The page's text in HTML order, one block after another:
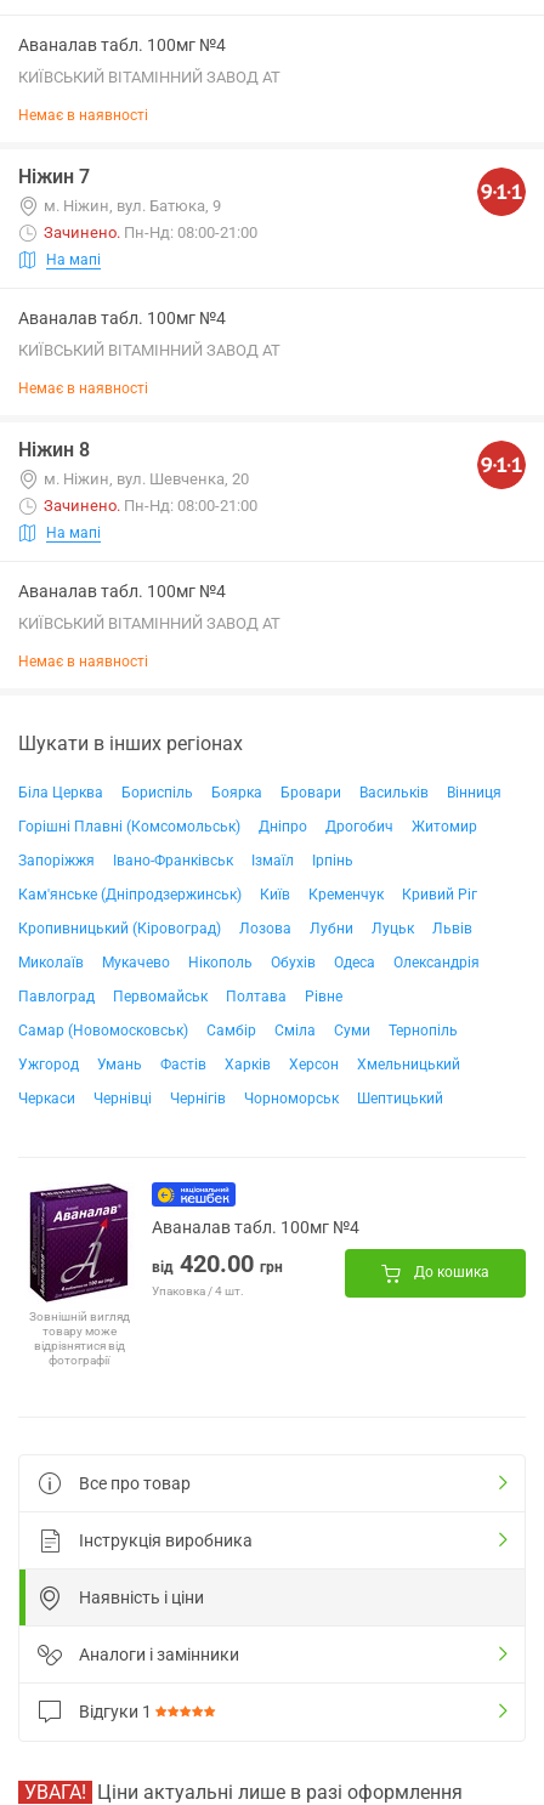
Аваналав табл. 100мг №4
КИЇВСЬКИЙ ВІТАМІННИЙ ЗАВОД АТ
Немає в наявності
Ніжин 7
м. Ніжин, вул. Батюка, 9
Зачинено. Пн-Нд: 08:00-21:00
На мапі
Аваналав табл. 100мг №4
КИЇВСЬКИЙ ВІТАМІННИЙ ЗАВОД АТ
Немає в наявності
Ніжин 8
м. Ніжин, вул. Шевченка, 20
Зачинено. Пн-Нд: 08:00-21:00
На мапі
Аваналав табл. 100мг №4
КИЇВСЬКИЙ ВІТАМІННИЙ ЗАВОД АТ
Немає в наявності
Шукати в інших регіонах
Біла Церква Бориспіль Боярка Бровари Васильків
Вінниця
Горішні Плавні (Комсомольськ)
Дніпро Дрогобич
Житомир
Запоріжжя
Івано-Франківськ Ізмаїл
Ірпінь
Кам'янське (Дніпродзержинськ)
Київ Кременчук
Кривий Ріг
Кропивницький (Кіровоград)
Лозова Лубни Луцьк
Львів
Миколаїв
Мукачево Нікополь Обухів Одеса
Олександрія
Павлоград
Первомайськ Полтава
Рівне
Самар (Новомосковськ)
Самбір Сміла Суми
Тернопіль
Ужгород
Умань Фастів Харків Херсон
Хмельницький
Черкаси
Чернівці Чернігів Чорноморськ Шептицький
Зовнішній вигляд
товару може
відрізнятися від
фотографії
Аваналав табл. 100мг №4
від 420.00 грн
Упаковка / 4 шт.
До кошика
Все про товар
Інструкція виробника
Наявність і ціни
Аналоги і замінники
Відгуки 1
УВАГА! Ціни актуальні лише в разі оформлення